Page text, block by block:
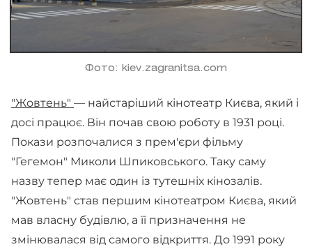
Фото: kiev.zagranitsa.com
"Жовтень" — найстаріший кінотеатр Києва, який і
досі працює. Він почав свою роботу в 1931 році.
Покази розпочалися з прем'єри фільму
"Гегемон" Миколи Шпиковського. Таку саму
назву тепер має один із тутешніх кінозалів.
"Жовтень" став першим кінотеатром Києва, який
мав власну будівлю, а її призначення не
змінювалася від самого відкриття. До 1991 року